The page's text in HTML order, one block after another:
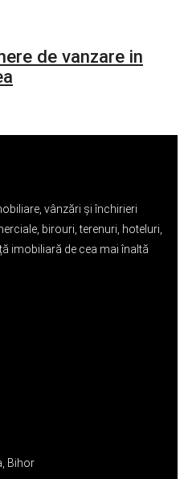
de vanzare in
vânzări și închirieri
birouri, terenuri, hoteluri,
imobiliară de cea mai înaltă
Bihor